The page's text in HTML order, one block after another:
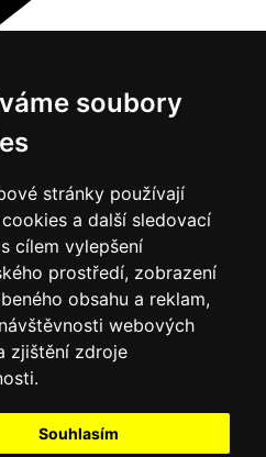
soubory
stránky používají
a další sledovací
cílem vylepšení
prostředí, zobrazení
obsahu a reklam,
webových
zjištění zdroje
Souhlasím